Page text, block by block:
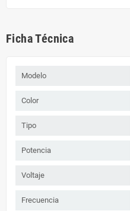
Ficha Técnica
Modelo
Color
Tipo
Potencia
Voltaje
Frecuencia